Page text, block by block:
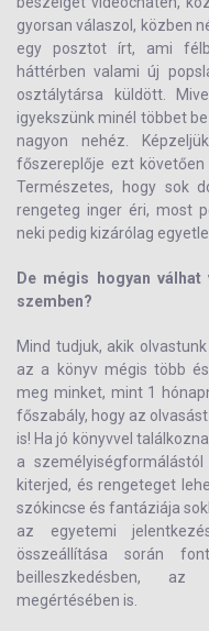
gyorsan válaszol, közben
egy posztot írt, ami
háttérben valami új
osztálytársa küldött.
igyekszünk minél többet
nagyon nehéz.
főszereplője ezt követően
Természetes, hogy sok
rengeteg inger éri, most
neki pedig kizárólag
De mégis hogyan
szemben?
Mind tudjuk, akik
az a könyv mégis több
meg minket, mint 1
főszabály, hogy az
is! Ha jó könyvvel
a
kiterjed, és rengeteget
szókincse és fantáziája
az egyetemi
összeállítása során
beilleszkedésben, az
megértésében is.